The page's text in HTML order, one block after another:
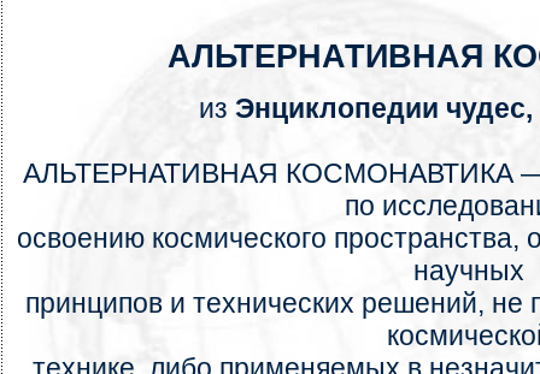
АЛЬТЕРНАТИВНАЯ
из Энциклопедии чудес,
АЛЬТЕРНАТИВНАЯ КОСМОНАВТИКА —
по
освоению космического пространства,
научных
принципов и технических решений,